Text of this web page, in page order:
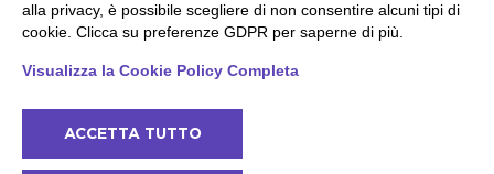
Negrar di Valpolicella
Pedemonte
Ponti sul Mincio
Villa Lagarina
Ledro
© 2022 NowMyPlace Srl P. Iva 02991060340
alla privacy, è possibile scegliere di non consentire alcuni tipi di
cookie. Clicca su preferenze GDPR per saperne di più.
Visualizza la Cookie Policy Completa
ACCETTA TUTTO